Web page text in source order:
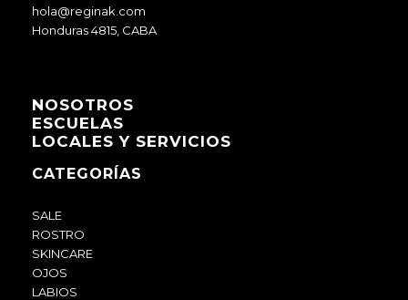
hola@reginak.com
Honduras 4815, CABA
NOSOTROS
ESCUELAS
LOCALES Y SERVICIOS
CATEGORÍAS
SALE
ROSTRO
SKINCARE
OJOS
LABIOS